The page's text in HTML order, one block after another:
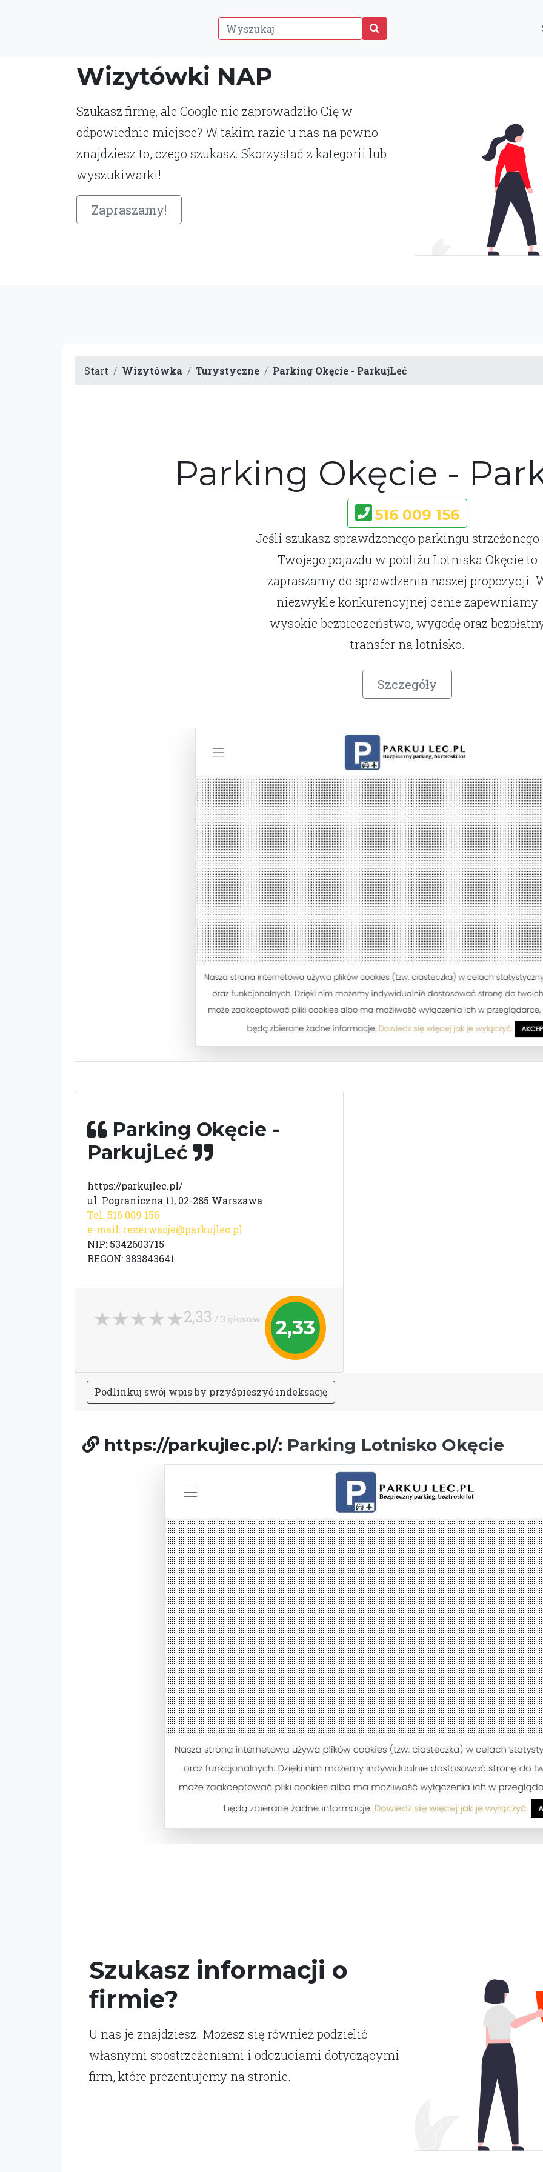
Wizytówki NAP
Szukasz firmę, ale Google nie zaprowadziło Cię w
odpowiednie miejsce? W takim razie u nas na pewno
znajdziesz to, czego szukasz. Skorzystać z kategorii lub
wyszukiwarki!
Zapraszamy!
Start Wizytówka Turystyczne Parking Okęcie - ParkujLeć
Parking Okęcie -
516 009 156
Jeśli szukasz sprawdzonego parkingu strzeżonego
Twojego pojazdu w pobliżu Lotniska Okęcie to
zapraszamy do sprawdzenia naszej propozycji.
niezwykle konkurencyjnej cenie zapewniamy
wysokie bezpieczeństwo, wygodę oraz
transfer na lotnisko.
Szczegóły
Parking Okęcie -
ParkujLeć
https://parkujlec.pl/
ul. Pograniczna 11, 02-285 Warszawa
Tel. 516 009 156
e-mail: rezerwacje@parkujlec.pl
NIP: 5342603715
REGON: 383843641
2,33
2,33 / 3 głosów
Podlinkuj swój wpisby przyśpieszyć indeksację
https://parkujlec.pl/: Parking Lotnisko Okęcie
Szukasz informacji o
firmie?
U nas je znajdziesz. Możesz się również podzielić
własnymi spostrzeżeniami i odczuciami dotyczącymi
firm, które prezentujemy na stronie.